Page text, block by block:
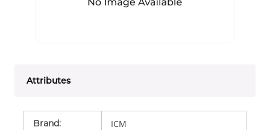
Attributes
Brand: ICM